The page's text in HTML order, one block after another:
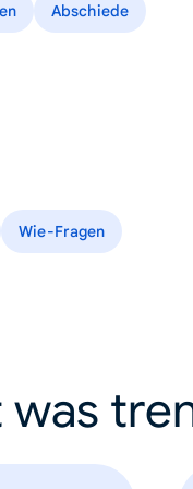
Abschiede
Wie-Fragen
was